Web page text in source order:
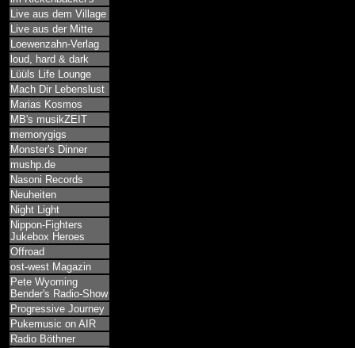
Live aus dem Village
Live aus der Mitte
Loewenzahn-Verlag
loud, hard & dark
Lüüls Life Lounge
Mach Dir Lebenslust
Marias Kosmos
MB's musikZEIT
memorygigs
Monster's Dinner
mushp.de
Nasoni Records
Neuheiten
Night Light
Nippon-Fighters
Jukebox Heroes
Offroad
ost-west Magazin
Pete Wyoming
Bender's Radio-Show
Progressive Journey
Pukemusic on AIR
Radio Böthner